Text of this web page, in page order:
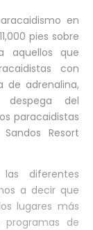
en
pies sobre
aquellos que
con
de adrenalina,
despega del
paracaidistas
Resort
diferentes
a decir que
lugares más
de